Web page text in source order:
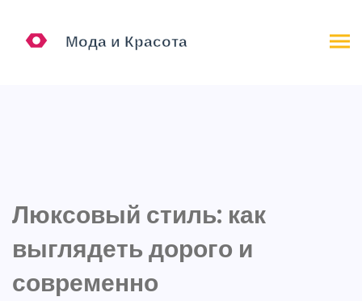
Люксовый стиль: как
выглядеть дорого и
современно